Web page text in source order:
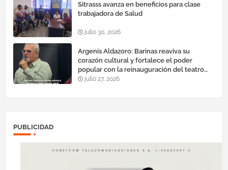
Sitrasss avanza en beneficios para clase
trabajadora de Salud
julio 30, 2026
Argenis Aldazoro: Barinas reaviva su
corazón cultural y fortalece el poder
popular con la reinauguración del teatro
esteban ruiz guevara
julio 27, 2026
PUBLICIDAD